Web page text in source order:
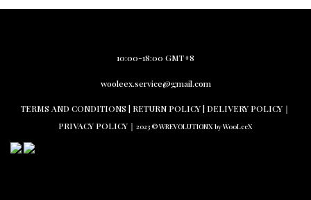
10:00-18:00 GMT+8
wooleex.service@gmail.com
TERMS AND CONDITIONS | RETURN POLICY | DELIVERY POLICY｜
PRIVACY POLICY ｜ 2023 © WREVOLUTIONX by WooLeeX